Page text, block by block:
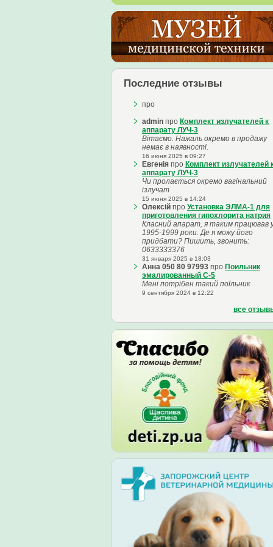
Последние отзывы
про
admin про Комплект излучателей к
аппарату ЛУЧ-3
Вітаємо. Нажаль окремо в продажу
немає в наявності.
16 июня 2025 в 09:27
Евгенія про Комплект излучателей
аппарату ЛУЧ-3
Чи пролається окремо вагінальний
ізлучат
15 июня 2025 в 14:24
Олексій про Установка ЭЛМА-1 для
приготовления гипохлорита натрия
Класний апарат, я таким працював
1995-1999 роки. Де я можу його
придбати? Пишить, звонить:
0633333376
31 января 2025 в 18:03
Анна 050 80 97993 про Поильник
эмалированный С-5
Мені потрібен такий поїльник
9 сентября 2024 в 12:22
все